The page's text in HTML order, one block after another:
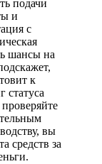
подачи
и
с
шансы на
к
статуса
вы
средств за